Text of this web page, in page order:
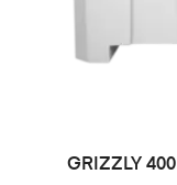
GRIZZLY 400